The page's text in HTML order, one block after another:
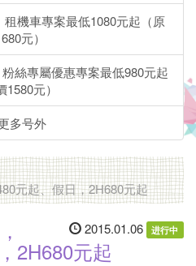
機車專案最低1080元起（原
元）
絲專屬優惠專案最低980元起
1580元）
多号外
元起、假日，2H680元起
2015.01.06 进行中
2H680元起